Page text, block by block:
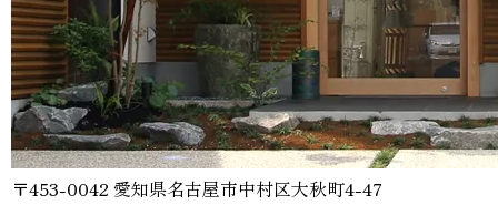
〒453-0042 愛知県名古屋市中村区大秋町4-47